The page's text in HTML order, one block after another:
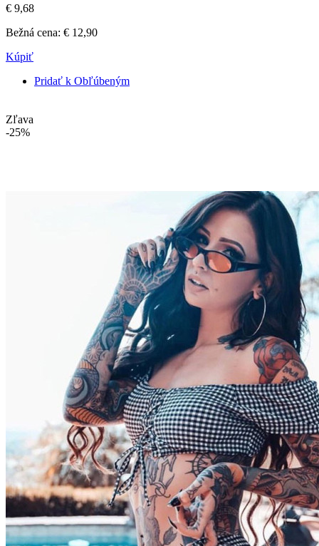
€ 9,68
Bežná cena: € 12,90
Kúpiť
Pridať k Obľúbeným
Zľava
-25%